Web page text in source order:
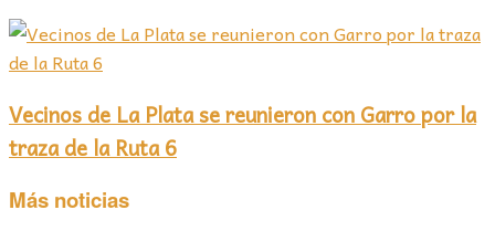
Vecinos de La Plata se reunieron con Garro por la
traza de la Ruta 6
Más noticias